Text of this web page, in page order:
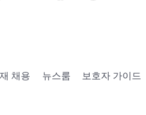
채용 뉴스룸 보호자 가이드